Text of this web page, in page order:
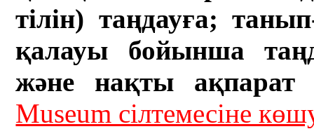
тілін) таңдауға;
қалауы бойынша
және нақты ақпарат
Museum сілтемесіне